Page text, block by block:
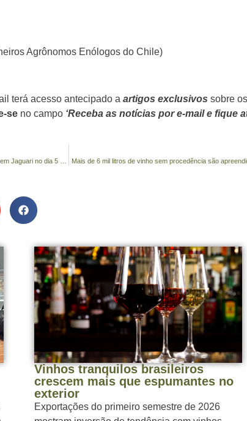
Agrônomos Enólogos do Chile)
terá acesso antecipado a artigos exclusivos sobre
se no campo ‘Receba as notícias por e-mail e fique
Mais de 6 mil litros de vinho sem procedência são
Vinhos tranquilos brasileiros
crescem mais que espumantes no
exterior
Exportações do primeiro semestre de 2026